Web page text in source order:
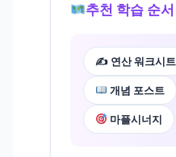
추천 학습 순서
✍️ 연산 워크시트
개념 포스트
마플시너지